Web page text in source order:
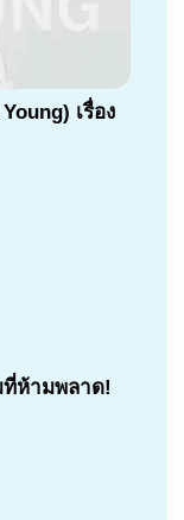
เรื่อง
ที่ห้ามพลาด!